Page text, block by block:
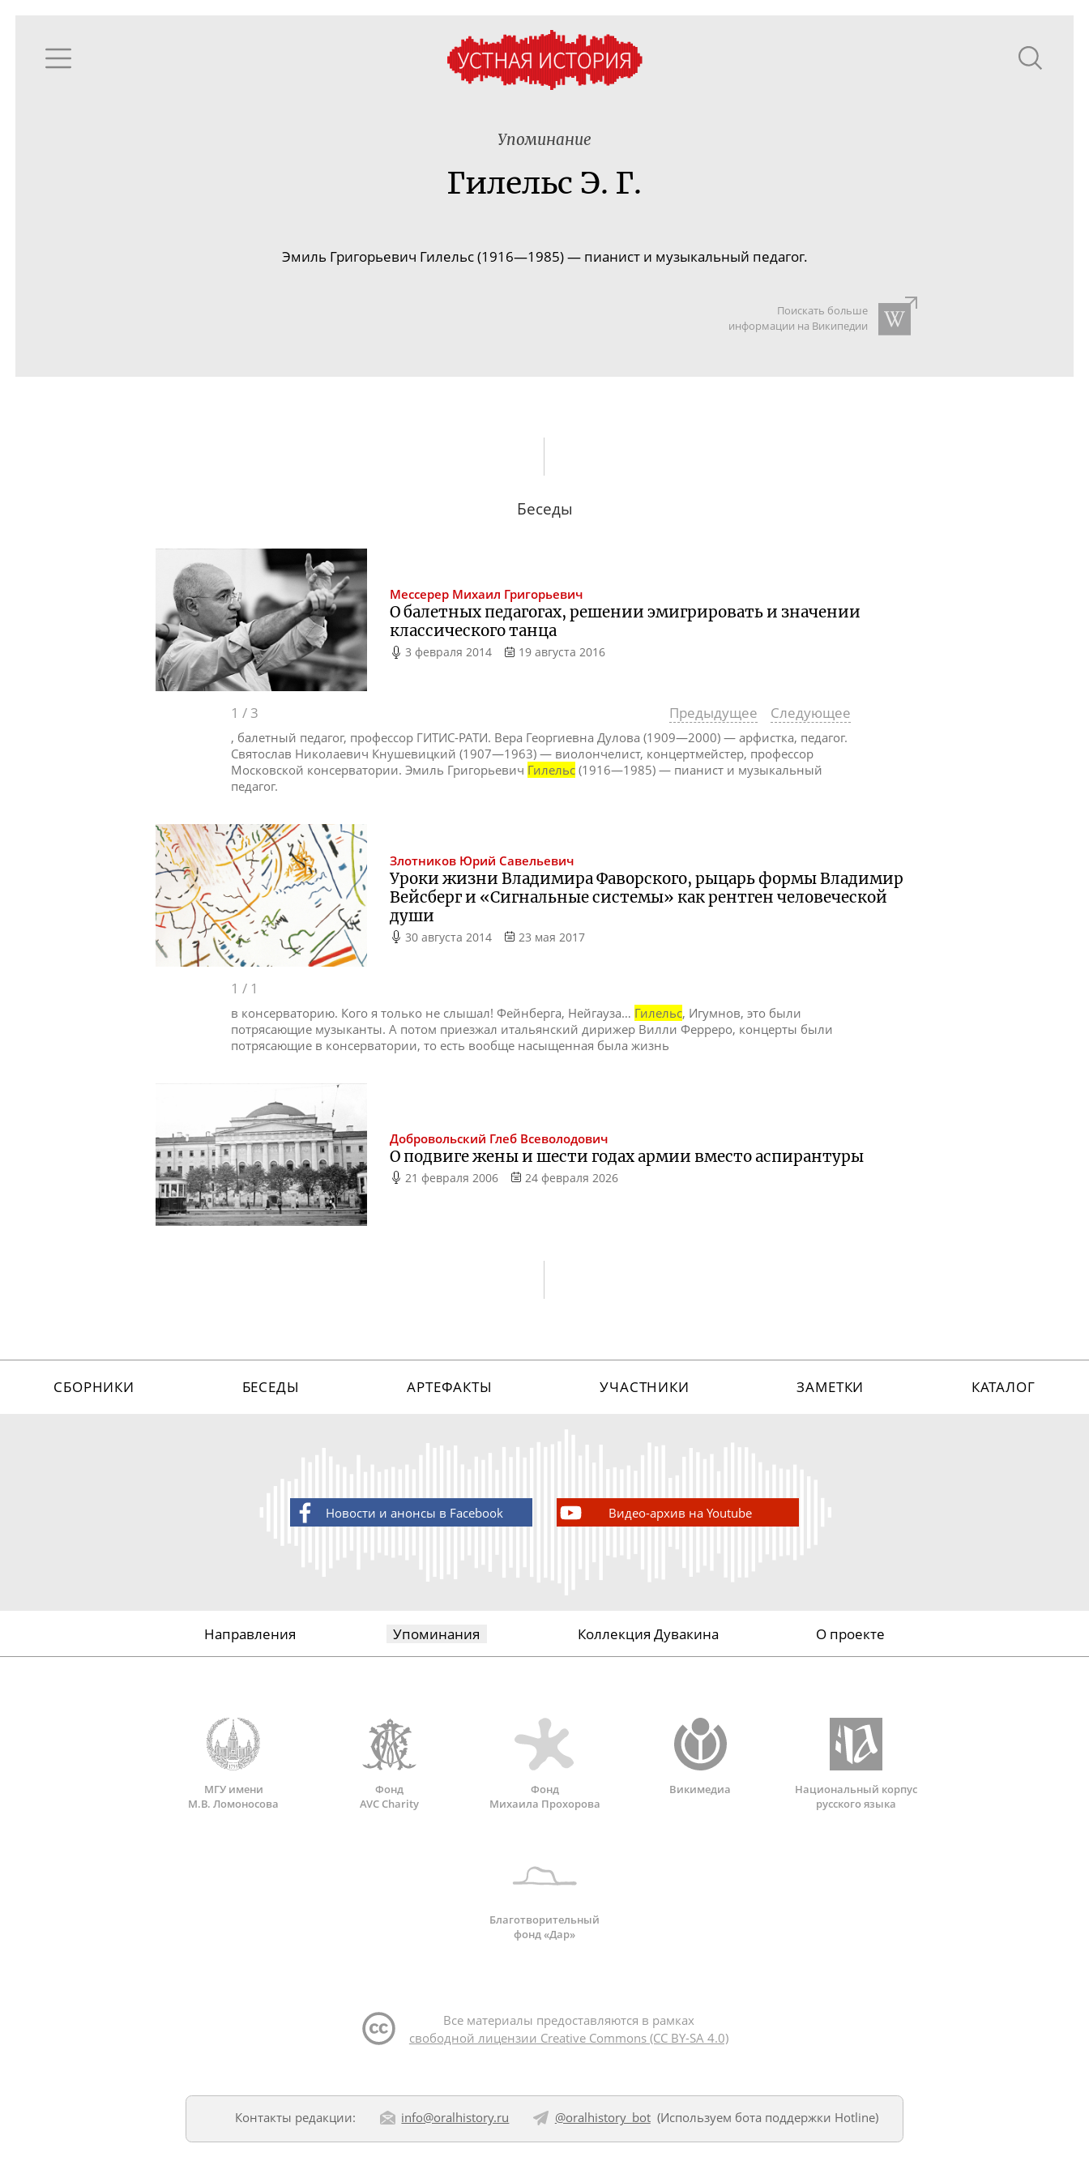
Упоминание
Гилельс Э. Г.
Эмиль Григорьевич Гилельс (1916—1985) — пианист и музыкальный педагог.
Поискать больше
информации на Википедии
Беседы
Мессерер Михаил Григорьевич
О балетных педагогах, решении эмигрировать и значении
классического танца
3 февраля 2014 19 августа 2016
1 / 3 Предыдущее Следующее
, балетный педагог, профессор ГИТИС-РАТИ. Вера Георгиевна Дулова (1909—2000) — арфистка, педагог.
Святослав Николаевич Кнушевицкий (1907—1963) — виолончелист, концертмейстер, профессор
Московской консерватории. Эмиль Григорьевич Гилельс (1916—1985) — пианист и музыкальный
педагог.
Злотников Юрий Савельевич
Уроки жизни Владимира Фаворского, рыцарь формы Владимир
Вейсберг и «Сигнальные системы» как рентген человеческой
души
30 августа 2014 23 мая 2017
1 / 1
в консерваторию. Кого я только не слышал! Фейнберга, Нейгауза… Гилельс, Игумнов, это были
потрясающие музыканты. А потом приезжал итальянский дирижер Вилли Ферреро, концерты были
потрясающие в консерватории, то есть вообще насыщенная была жизнь
Добровольский Глеб Всеволодович
О подвиге жены и шести годах армии вместо аспирантуры
21 февраля 2006 24 февраля 2026
СБОРНИКИ БЕСЕДЫ АРТЕФАКТЫ УЧАСТНИКИ ЗАМЕТКИ КАТАЛОГ
Новости и анонсы в Facebook Видео-архив на Youtube
Направления Упоминания Коллекция Дувакина О проекте
МГУ имени
М.В. Ломоносова
Фонд
AVC Charity
Фонд
Михаила Прохорова
Викимедиа
Национальный корпус
русского языка
Благотворительный
фонд «Дар»
Все материалы предоставляются в рамках
свободной лицензии Creative Commons (CC BY-SA 4.0)
Контакты редакции: info@oralhistory.ru @oralhistory_bot(Используем бота поддержки Hotline)